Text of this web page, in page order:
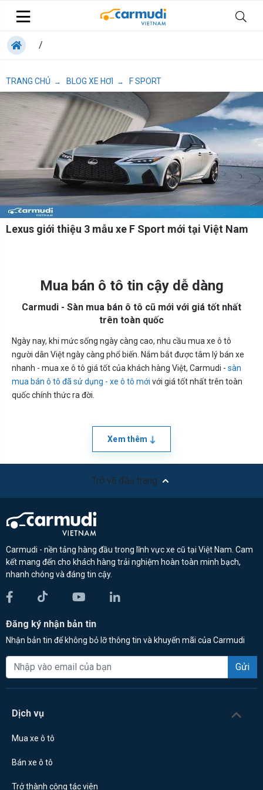
/
TRANG CHỦ → BLOG XE HƠI → F SPORT
Lexus giới thiệu 3 mẫu xe F Sport mới tại Việt Nam
Mua bán ô tô tin cậy dễ dàng
Carmudi - Sàn mua bán ô tô cũ mới với giá tốt nhất
trên toàn quốc
Ngày nay, khi mức sống ngày càng cao, nhu cầu mua xe ô tô
người dân Việt ngày càng phổ biến. Nắm bắt được tâm lý bán xe
nhanh - mua xe ô tô giá tốt của khách hàng Việt, Carmudi - sàn
mua bán ô tô đã sử dụng - xe ô tô mới với giá tốt nhất trên toàn
quốc chính thức ra đời.
Xem thêm
Trở về đầu trang
Carmudi - nền tảng hàng đầu trong lĩnh vực xe cũ tại Việt Nam. Cam
kết mang đến cho khách hàng trải nghiệm hoàn toàn minh bạch,
nhanh chóng và đáng tin cậy.
Đăng ký nhận bản tin
Nhận bản tin để không bỏ lỡ thông tin và khuyến mãi của Carmudi
Gửi
Dịch vụ
Mua xe ô tô
Bán xe ô tô
Trở thành cộng tác viên